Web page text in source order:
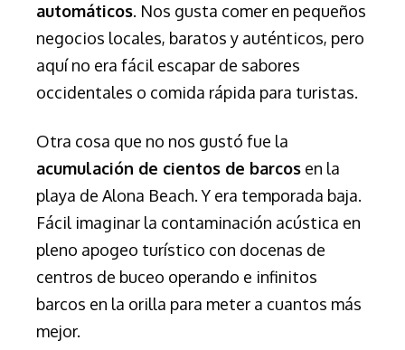
automáticos. Nos gusta comer en pequeños
negocios locales, baratos y auténticos, pero
aquí no era fácil escapar de sabores
occidentales o comida rápida para turistas.
Otra cosa que no nos gustó fue la
acumulación de cientos de barcos en la
playa de Alona Beach. Y era temporada baja.
Fácil imaginar la contaminación acústica en
pleno apogeo turístico con docenas de
centros de buceo operando e infinitos
barcos en la orilla para meter a cuantos más
mejor.